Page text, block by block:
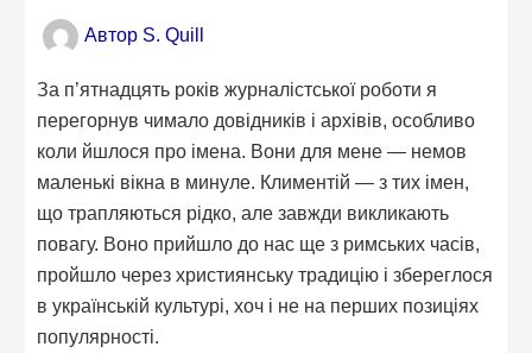
Автор S. Quill
За п’ятнадцять років журналістської роботи я
перегорнув чимало довідників і архівів, особливо
коли йшлося про імена. Вони для мене — немов
маленькі вікна в минуле. Климентій — з тих імен,
що трапляються рідко, але завжди викликають
повагу. Воно прийшло до нас ще з римських часів,
пройшло через християнську традицію і збереглося
в українській культурі, хоч і не на перших позиціях
популярності.